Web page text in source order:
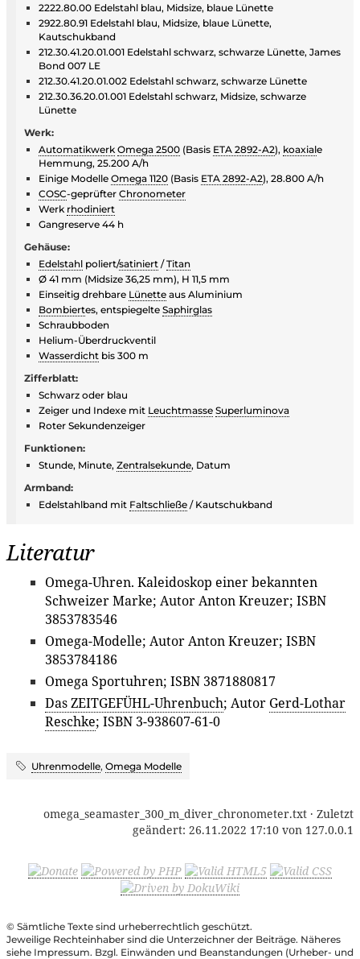
2222.80.00 Edelstahl blau, Midsize, blaue Lünette
2922.80.91 Edelstahl blau, Midsize, blaue Lünette,
Kautschukband
212.30.41.20.01.001 Edelstahl schwarz, schwarze Lünette, James
Bond 007 LE
212.30.41.20.01.002 Edelstahl schwarz, schwarze Lünette
212.30.36.20.01.001 Edelstahl schwarz, Midsize, schwarze
Lünette
Werk:
Automatikwerk Omega 2500 (Basis ETA 2892-A2), koaxiale
Hemmung, 25.200 A/h
Einige Modelle Omega 1120 (Basis ETA 2892-A2), 28.800 A/h
COSC-geprüfter Chronometer
Werk rhodiniert
Gangreserve 44 h
Gehäuse:
Edelstahl poliert/satiniert /Titan
Ø 41 mm (Midsize 36,25 mm), H 11,5 mm
Einseitig drehbare Lünette aus Aluminium
Bombiertes, entspiegelte Saphirglas
Schraubboden
Helium-Überdruckventil
Wasserdicht bis 300 m
Zifferblatt:
Schwarz oder blau
Zeiger und Indexe mit Leuchtmasse Superluminova
Roter Sekundenzeiger
Funktionen:
Stunde, Minute, Zentralsekunde, Datum
Armband:
Edelstahlband mit Faltschließe / Kautschukband
Literatur
Omega-Uhren. Kaleidoskop einer bekannten
Schweizer Marke; Autor Anton Kreuzer; ISBN
3853783546
Omega-Modelle; Autor Anton Kreuzer; ISBN
3853784186
Omega Sportuhren; ISBN 3871880817
Das ZEITGEFÜHL-Uhrenbuch; Autor Gerd-Lothar
Reschke; ISBN 3-938607-61-0
Uhrenmodelle, Omega Modelle
omega_seamaster_300_m_diver_chronometer.txt · Zuletzt
geändert: 26.11.2022 17:10 von 127.0.0.1
© Sämtliche Texte sind urheberrechtlich geschützt.
Jeweilige Rechteinhaber sind die Unterzeichner der Beiträge. Näheres
siehe Impressum. Bzgl. Einwänden und Beanstandungen (Urheber- und